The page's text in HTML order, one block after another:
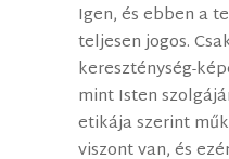
Igen, és ebben a
teljesen jogos.
kereszténység-
mint Isten
etikája szerint
viszont van, és